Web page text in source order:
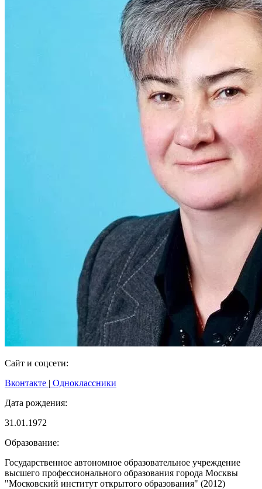
Сайт и соцсети:
Вконтакте | Одноклассники
Дата рождения:
31.01.1972
Образование:
Государственное автономное образовательное учреждение
высшего профессионального образования города Москвы
"Московский институт открытого образования" (2012)